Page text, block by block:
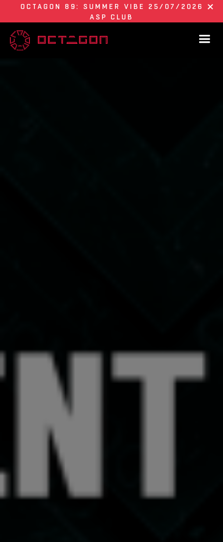
OCTAGON 89: SUMMER VIBE 25/07/2026
ASP CLUB